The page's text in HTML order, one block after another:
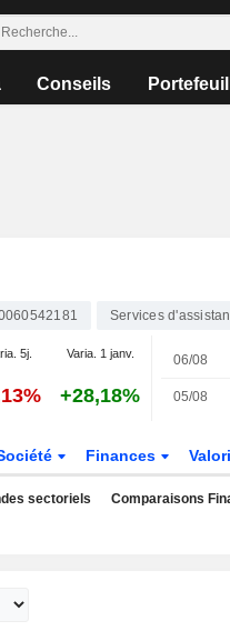
Conseils
Services
5j. Varia. 1 janv.
+28,18%
06/08
05/08
Finances
sectoriels Comparaisons